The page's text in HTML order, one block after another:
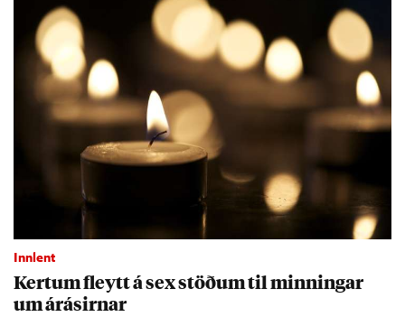
Innlent
Kert­um fleytt á sex stöð­um til minn­ing­ar
um árás­irn­ar